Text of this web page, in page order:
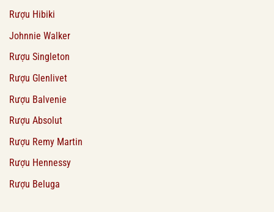
Rượu Hibiki
Johnnie Walker
Rượu Singleton
Rượu Glenlivet
Rượu Balvenie
Rượu Absolut
Rượu Remy Martin
Rượu Hennessy
Rượu Beluga